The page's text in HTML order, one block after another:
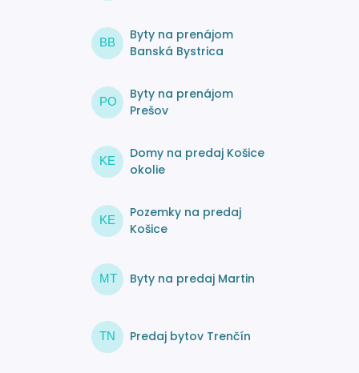
BB
Byty na prenájom
Banská Bystrica
PO
Byty na prenájom
Prešov
KE
Domy na predaj Košice
okolie
KE
Pozemky na predaj
Košice
MT Byty na predaj Martin
TN Predaj bytov Trenčín